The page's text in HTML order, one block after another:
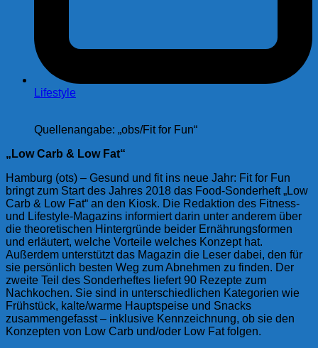
Lifestyle
Quellenangabe: „obs/Fit for Fun“
„Low Carb & Low Fat“
Hamburg (ots) – Gesund und fit ins neue Jahr: Fit for Fun
bringt zum Start des Jahres 2018 das Food-Sonderheft „Low
Carb & Low Fat“ an den Kiosk. Die Redaktion des Fitness-
und Lifestyle-Magazins informiert darin unter anderem über
die theoretischen Hintergründe beider Ernährungsformen
und erläutert, welche Vorteile welches Konzept hat.
Außerdem unterstützt das Magazin die Leser dabei, den für
sie persönlich besten Weg zum Abnehmen zu finden. Der
zweite Teil des Sonderheftes liefert 90 Rezepte zum
Nachkochen. Sie sind in unterschiedlichen Kategorien wie
Frühstück, kalte/warme Hauptspeise und Snacks
zusammengefasst – inklusive Kennzeichnung, ob sie den
Konzepten von Low Carb und/oder Low Fat folgen.